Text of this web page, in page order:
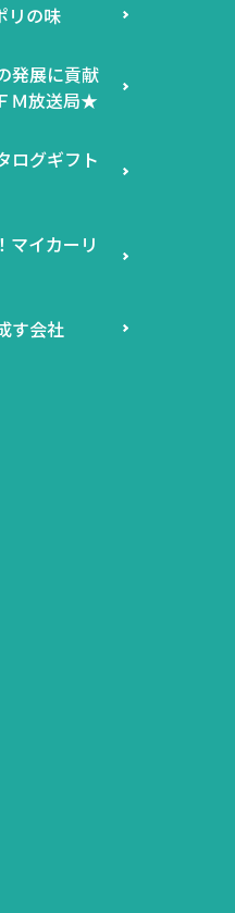
リの味
発展に貢献
Ｍ放送局★
ログギフト
マイカーリ
す会社